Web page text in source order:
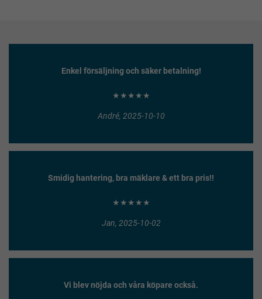
Enkel försäljning och säker betalning!
★★★★★
André, 2025-10-10
Smidig hantering, bra mäklare & ett bra pris!!
★★★★★
Jan, 2025-10-02
Vi blev nöjda och våra köpare också.